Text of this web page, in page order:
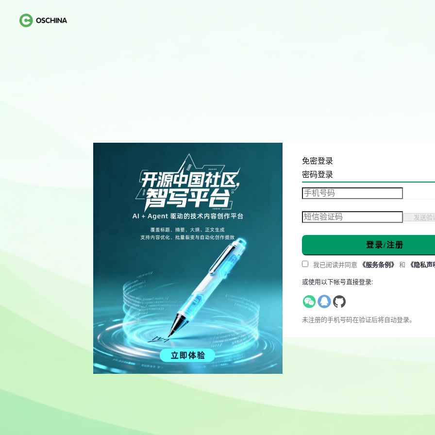
免密登录
密码登录
发送验
登录/注册
我已阅读并同意 《服务条例》 和 《隐私声
或使用以下帐号直接登录:
未注册的手机号码在验证后将自动登录。